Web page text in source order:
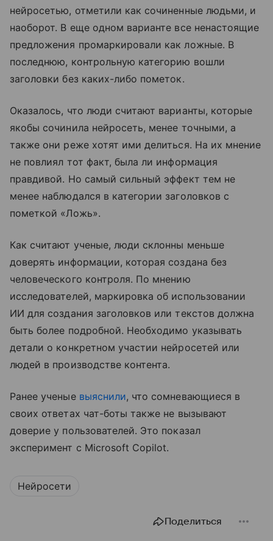
нейросетью, отметили как сочиненные людьми, и
наоборот. В еще одном варианте все ненастоящие
предложения промаркировали как ложные. В
последнюю, контрольную категорию вошли
заголовки без каких-либо пометок.
Оказалось, что люди считают варианты, которые
якобы сочинила нейросеть, менее точными, а
также они реже хотят ими делиться. На их мнение
не повлиял тот факт, была ли информация
правдивой. Но самый сильный эффект тем не
менее наблюдался в категории заголовков с
пометкой «Ложь».
Как считают ученые, люди склонны меньше
доверять информации, которая создана без
человеческого контроля. По мнению
исследователей, маркировка об использовании
ИИ для создания заголовков или текстов должна
быть более подробной. Необходимо указывать
детали о конкретном участии нейросетей или
людей в производстве контента.
Ранее ученые выяснили, что сомневающиеся в
своих ответах чат-боты также не вызывают
доверие у пользователей. Это показал
эксперимент с Microsoft Copilot.
Нейросети
Поделиться